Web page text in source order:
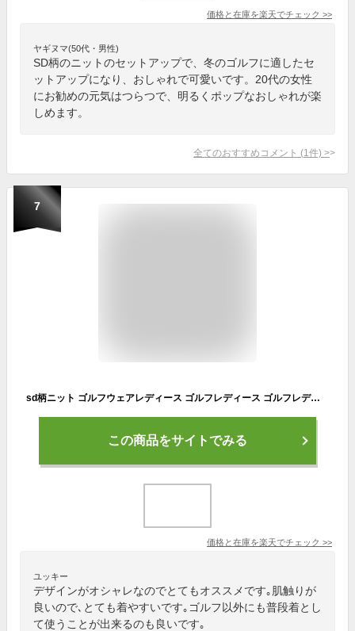
価格と在庫を楽天でチェック >>
ヤギヌマ(50代・男性)
SD柄のニットのセットアップで、冬のゴルフに適したセ
ットアップになり、おしゃれで可愛いです。20代の女性
にお勧めの元気はつらつで、明るくポップなおしゃれが楽
しめます。
全てのおすすめコメント (1 件) >
7
sd柄ニット ゴルフウェアレディース ゴルフレディース ゴルフレディースセーター レディースゴルフセーター ゴルフセットアップ（スカート別売り） レディースゴルフ レディースゴルフウェア かわいいゴルフウェア ネイビー ベージュ S/M/L ゴルフ小さいサイズ
この商品をサイトでみる
価格と在庫を楽天でチェック >>
ユッキー
デザインがオシャレなのでとてもオススメです｡肌触りが
良いので､とても着やすいです｡ゴルフ以外にも普段着とし
て使うことが出来るのも良いです｡